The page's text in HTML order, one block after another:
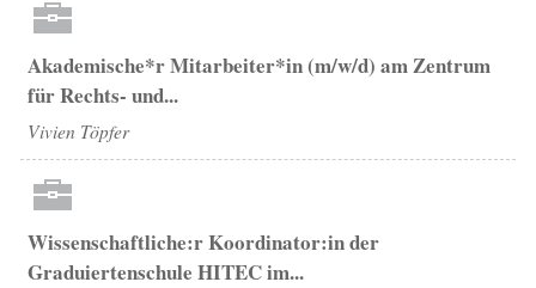
Akademische*r Mitarbeiter*in (m/w/d) am Zentrum
für Rechts- und...
Vivien Töpfer
Wissenschaftliche:r Koordinator:in der
Graduiertenschule HITEC im...